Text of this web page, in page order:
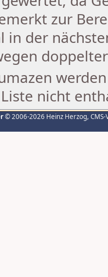
zur
in der
nicht
© 2006-2026 Heinz Herzog,